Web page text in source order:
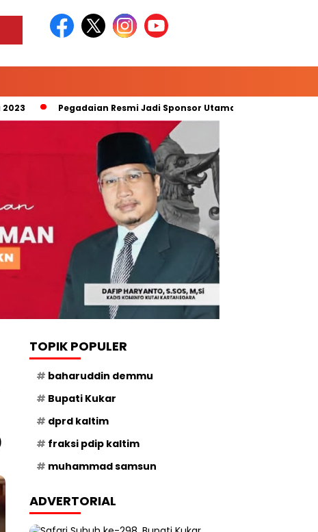
Pegadaian Resmi Jadi Sponsor Utama “Pegadaian Liga 2 Musim
TOPIK POPULER
baharuddin demmu
Bupati Kukar
dprd kaltim
fraksi pdip kaltim
muhammad samsun
ADVERTORIAL